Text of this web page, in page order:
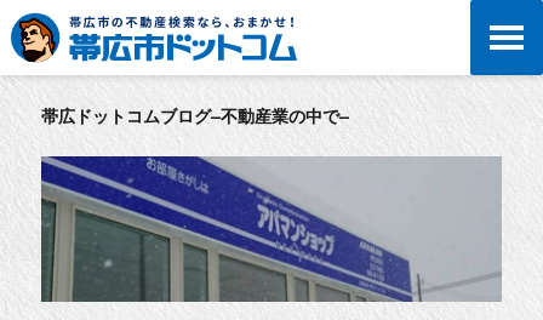
帯広ドットコムブログ–不動産業の中で–